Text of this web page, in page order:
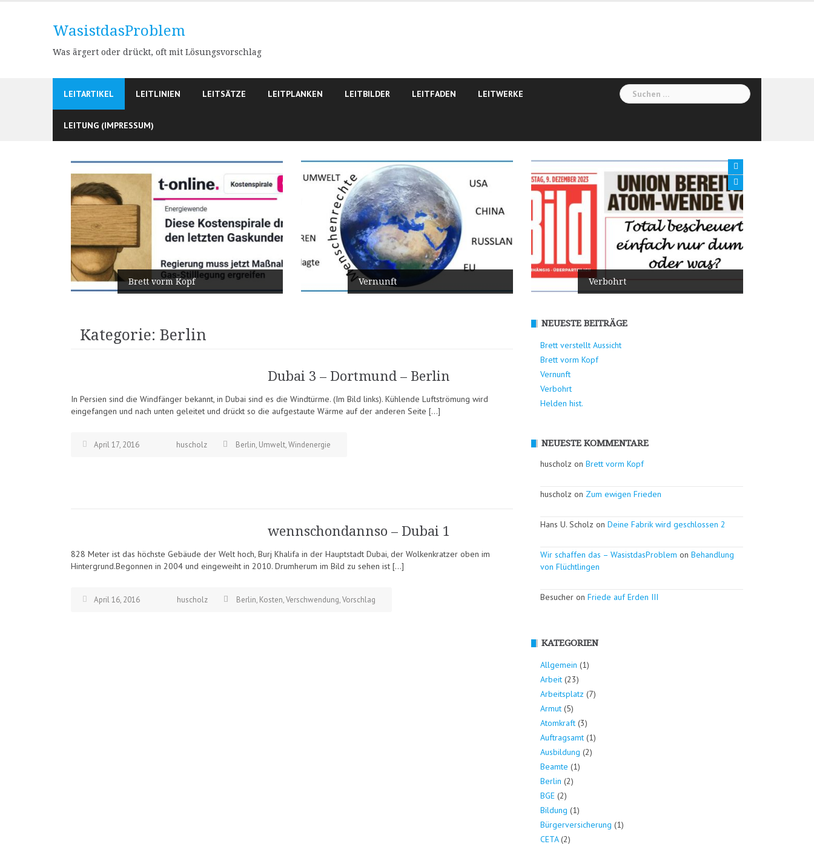
WasistdasProblem
Was ärgert oder drückt, oft mit Lösungsvorschlag
LEITARTIKEL LEITLINIEN LEITSÄTZE LEITPLANKEN LEITBILDER LEITFADEN LEITWERKE
LEITUNG (IMPRESSUM)
Suchen
nach:
Brett vorm Kopf Vernunft Verbohrt
Kategorie: Berlin
Dubai 3 – Dortmund – Berlin
In Persien sind die Windfänger bekannt, in Dubai sind es die Windtürme. (Im Bild links). Kühlende Luftströmung wird
eingefangen und nach unten geleitet und drückt so die aufgestaute Wärme auf der anderen Seite […]
April 17, 2016 huscholz Berlin, Umwelt,Windenergie
wennschondannso – Dubai 1
828 Meter ist das höchste Gebäude der Welt hoch, Burj Khalifa in der Hauptstadt Dubai, der Wolkenkratzer oben im
Hintergrund.Begonnen in 2004 und eingeweiht in 2010. Drumherum im Bild zu sehen ist […]
April 16, 2016 huscholz Berlin, Kosten,Verschwendung,Vorschlag
NEUESTE BEITRÄGE
Brett verstellt Aussicht
Brett vorm Kopf
Vernunft
Verbohrt
Helden hist.
NEUESTE KOMMENTARE
huscholz on Brett vorm Kopf
huscholz on Zum ewigen Frieden
Hans U. Scholz on Deine Fabrik wird geschlossen 2
Wir schaffen das – WasistdasProblem on Behandlung
von Flüchtlingen
Besucher on Friede auf Erden III
KATEGORIEN
Allgemein (1)
Arbeit (23)
Arbeitsplatz (7)
Armut (5)
Atomkraft (3)
Auftragsamt (1)
Ausbildung (2)
Beamte (1)
Berlin (2)
BGE (2)
Bildung (1)
Bürgerversicherung (1)
CETA(2)